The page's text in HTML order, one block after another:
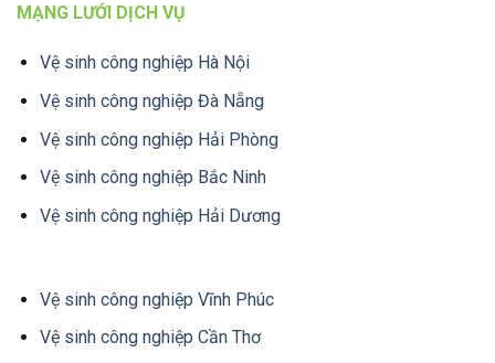
MẠNG LƯỚI DỊCH VỤ
Vệ sinh công nghiệp Hà Nội
Vệ sinh công nghiệp Đà Nẵng
Vệ sinh công nghiệp Hải Phòng
Vệ sinh công nghiệp Bắc Ninh
Vệ sinh công nghiệp Hải Dương
Vệ sinh công nghiệp Vĩnh Phúc
Vệ sinh công nghiệp Cần Thơ